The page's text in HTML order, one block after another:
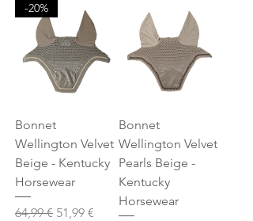
-20%
Bonnet
Wellington Velvet
Beige - Kentucky
Horsewear
Prix original
64,99 € Prix promotionnel
51,99 €
Bonnet
Wellington Velvet
Pearls Beige -
Kentucky
Horsewear